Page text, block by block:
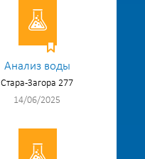
Анализ воды
Стара-Загора 277
14/06/2025